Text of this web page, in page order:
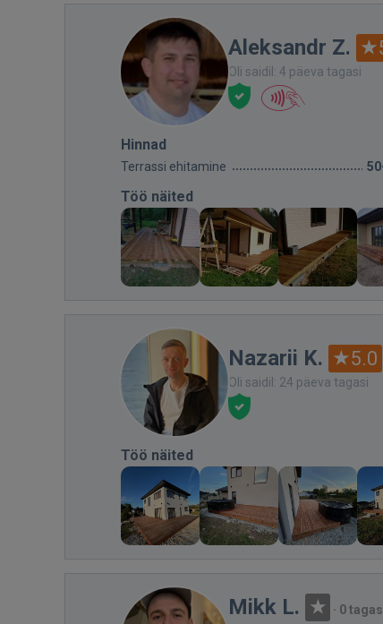
Aleksandr Z.
Oli saidil: 4 päeva tagasi
Hinnad
Terrassi ehitamine
Töö näited
Nazarii K. 5.0
Oli saidil: 24 päeva tagasi
Töö näited
Mikk L. · 0